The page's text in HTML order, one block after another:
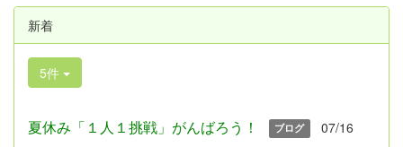
新着
5件
夏休み「１人１挑戦」がんばろう！ ブログ 07/16